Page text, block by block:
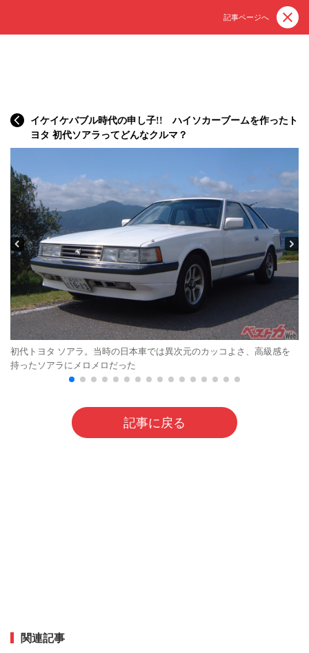
記事ページへ
イケイケバブル時代の申し子!! ハイソカーブームを作ったト
ヨタ 初代ソアラってどんなクルマ？
初代トヨタ ソアラ。当時の日本車では異次元のカッコよさ、高級感を
持ったソアラにメロメロだった
記事に戻る
関連記事